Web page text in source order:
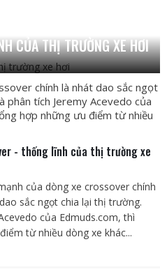
CỦA THỊ TRƯỜNG XE HƠI
chính là nhát dao sắc ngọt
phân tích Jeremy Acevedo của
hợp những ưu điểm từ nhiều
- thống lĩnh của thị trường xe
của dòng xe crossover chính
sắc ngọt chia lại thị trường.
của Edmuds.com, thì
từ nhiều dòng xe khác...